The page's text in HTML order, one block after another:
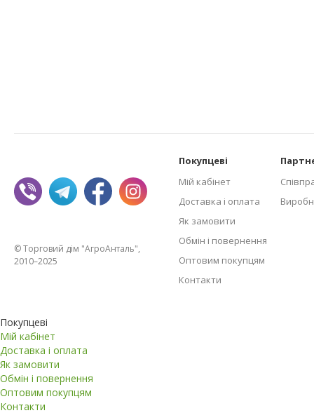
© Торговий дім "АгроАнталь",
2010–2025
Покупцеві
Мій кабінет
Доставка і оплата
Як замовити
Обмін і повернення
Оптовим покупцям
Контакти
Покупцеві
Мій кабінет
Доставка і оплата
Як замовити
Обмін і повернення
Оптовим покупцям
Контакти